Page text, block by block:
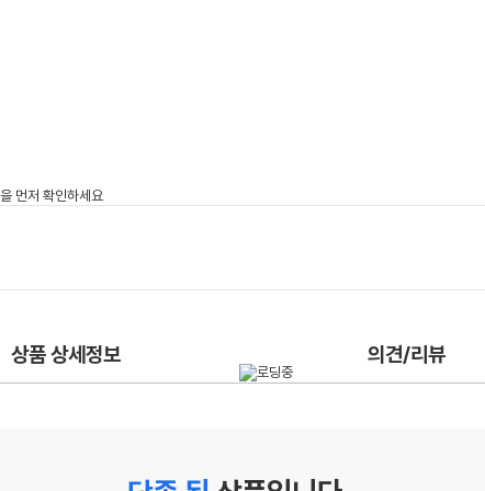
상품 상세정보 의견/리뷰